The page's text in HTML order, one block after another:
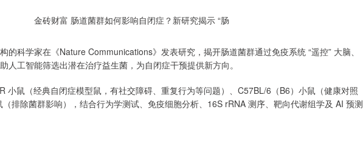
的科学家在《Nature Communications》发表研究，揭开肠道菌群通过免疫系统 “遥控” 大脑、
人工智能筛选出潜在治疗益生菌，为自闭症干预提供新方向。
小鼠（经典自闭症模型鼠，有社交障碍、重复行为等问题）、C57BL/6（B6）小鼠（健康对照
排除菌群影响），结合行为学测试、免疫细胞分析、16S rRNA 测序、靶向代谢组学及 AI 预测